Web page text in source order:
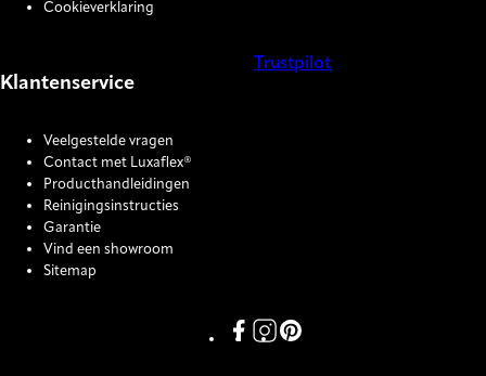
Cookieverklaring
Klantenservice
Veelgestelde vragen
Contact met Luxaflex®
Producthandleidingen
Reinigingsinstructies
Garantie
Vind een showroom
Sitemap
Trustpilot
Link missing Display text from
Link missing Display text
Link missing Display text